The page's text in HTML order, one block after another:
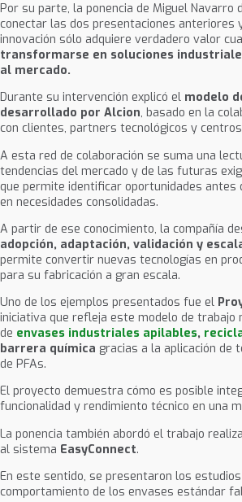
Por su parte, la ponencia de Miguel Navarro
conectar las dos presentaciones anteriores
innovación sólo adquiere verdadero valor
transformarse en soluciones
al mercado.
Durante su intervención explicó el modelo
desarrollado por Alcion, basado en la
con clientes, partners tecnológicos y
A esta red de colaboración se suma una
tendencias del mercado y de las futuras
que permite identificar oportunidades antes
en necesidades consolidadas.
A partir de ese conocimiento, la compañía
adopción, adaptación, validación y
permite convertir nuevas tecnologías en
para su fabricación a gran escala.
Uno de los ejemplos presentados fue el
iniciativa que refleja este modelo de trabajo
de envases industriales apilables,
barrera química gracias a la aplicación de
de PFAs.
El proyecto demuestra cómo es posible
funcionalidad y rendimiento técnico en una
La ponencia también abordó el trabajo
al sistema EasyConnect.
En este sentido, se presentaron los
comportamiento de los envases estándar